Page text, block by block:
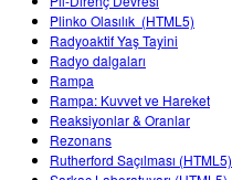
Plinko Olasılık (HTML5)
Radyoaktif Yaş Tayini
Radyo dalgaları
Rampa
Rampa: Kuvvet ve Hareket
Reaksiyonlar & Oranlar
Rezonans
Rutherford Saçılması (HTML5)